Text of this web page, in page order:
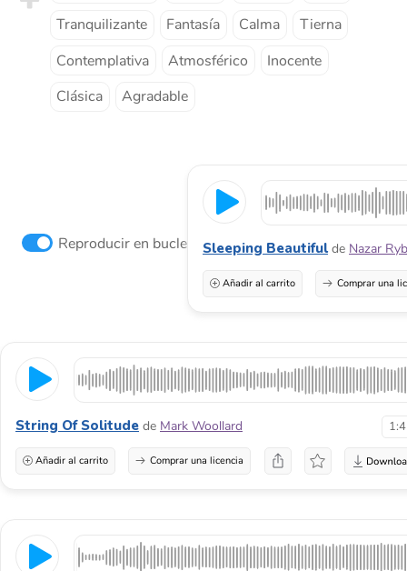
Tranquilizante
Fantasía Calma
Tierna
Contemplativa
Atmosférico
Inocente
Clásica
Agradable
Reproducir en bucle Sleeping Beautiful de Nazar
Añadir al carrito Comprar una
String Of Solitude de Mark Woollard
Añadir al carrito Comprar una licencia